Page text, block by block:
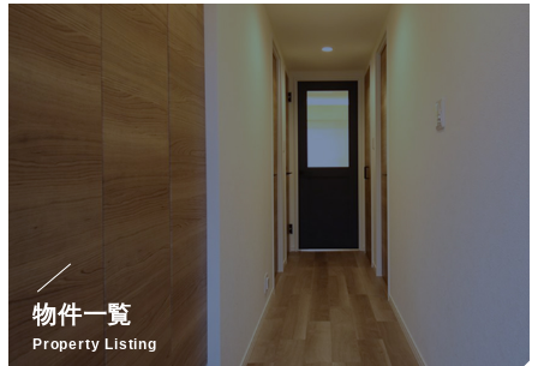
物件一覧
Property Listing